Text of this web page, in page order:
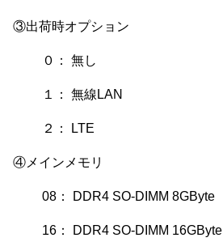
③出荷時オプション
０： 無し
１： 無線LAN
２： LTE
④メインメモリ
08： DDR4 SO-DIMM 8GByte
16： DDR4 SO-DIMM 16GByte